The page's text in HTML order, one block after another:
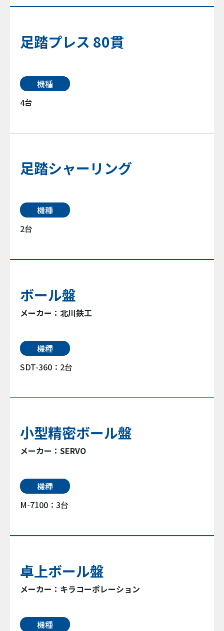
足踏プレス 80貫
機種
4台
足踏シャーリング
機種
2台
ボール盤
メーカー：北川鉄工
機種
SDT-360：2台
小型精密ボール盤
メーカー：SERVO
機種
M-7100：3台
卓上ボール盤
メーカー：キラコーポレーション
機種